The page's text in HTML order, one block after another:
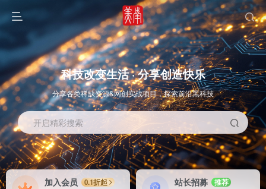
OS教程 SOFT教程
科技改变生活 · 分享创造快乐
分享各类稀缺资源&网创实战项目，探索前沿黑科技
开启精彩搜索
加入会员
0.1折起
站长招募
推荐